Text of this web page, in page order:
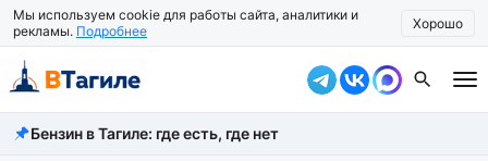
Мы используем cookie для работы сайта, аналитики и
рекламы. Подробнее Хорошо
Все новости
Бензин в Тагиле: где есть, где нет